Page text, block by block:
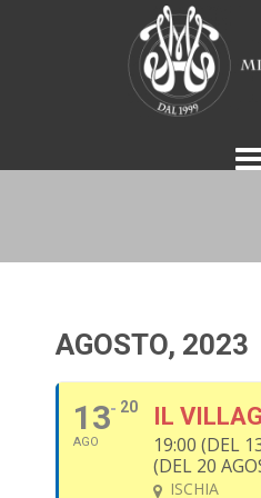
AGOSTO, 2023
13
AGO
20 IL
19:00 (DEL
(DEL 20
ISCHIA